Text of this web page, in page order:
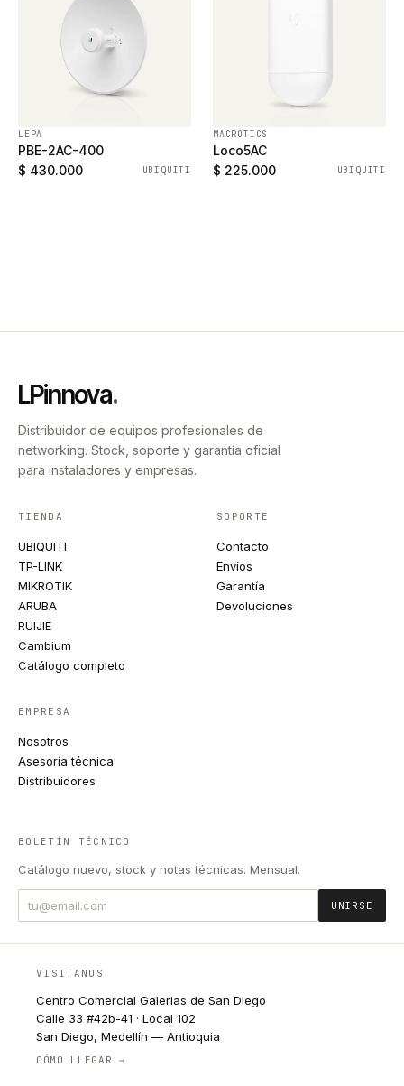
LEPA
PBE-2AC-400
$ 430.000
UBIQUITI
MACROTICS
Loco5AC
$ 225.000
UBIQUITI
LPinnova.
Distribuidor de equipos profesionales de
networking. Stock, soporte y garantía oficial
para instaladores y empresas.
TIENDA
UBIQUITI
TP-LINK
MIKROTIK
ARUBA
RUIJIE
Cambium
Catálogo completo
SOPORTE
Contacto
Envíos
Garantía
Devoluciones
EMPRESA
Nosotros
Asesoría técnica
Distribuidores
BOLETÍN TÉCNICO
Catálogo nuevo, stock y notas técnicas. Mensual.
UNIRSE
VISITANOS
Centro Comercial Galerias de San Diego
Calle 33 #42b-41 · Local 102
San Diego, Medellín — Antioquia
CÓMO LLEGAR →